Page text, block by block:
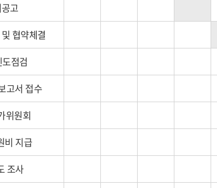
고
협약체결
점검
고서 접수
위원회
비 지급
조사